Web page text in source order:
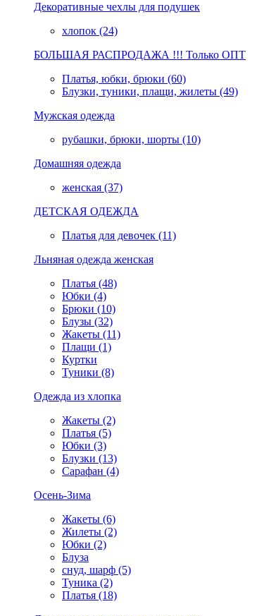
Декоративные чехлы для подушек
хлопок (24)
БОЛЬШАЯ РАСПРОДАЖА !!! Только ОПТ
Платья, юбки, брюки (60)
Блузки, туники, плащи, жилеты (49)
Мужская одежда
рубашки, брюки, шорты (10)
Домашняя одежда
женская (37)
ДЕТСКАЯ ОДЕЖДА
Платья для девочек (11)
Льняная одежда женская
Платья (48)
Юбки (4)
Брюки (10)
Блузы (32)
Жакеты (11)
Плащи (1)
Куртки
Туники (8)
Одежда из хлопка
Жакеты (2)
Платья (5)
Юбки (3)
Блузки (13)
Сарафан (4)
Осень-Зима
Жакеты (6)
Жилеты (2)
Юбки (2)
Блуза
снуд, шарф (5)
Туника (2)
Платья (18)